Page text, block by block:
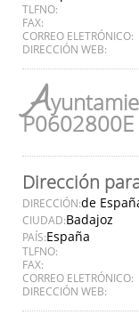
TLFNO:
FAX:
CORREO ELETRÓNICO:
DIRECCIÓN WEB:
A
P0602800E
Dirección
DIRECCIÓN:de
CIUDAD:Badajoz
PAÍS:España
TLFNO:
FAX:
CORREO ELETRÓNICO:
DIRECCIÓN WEB: